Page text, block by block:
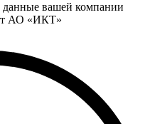
данные вашей компании
АО «ИКТ»